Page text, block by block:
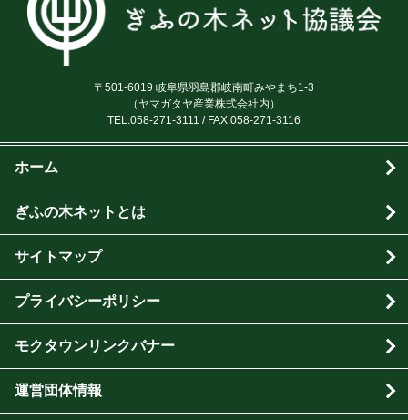
〒501-6019 岐阜県羽島郡岐南町みやまち1-3
（ヤマガタヤ産業株式会社内）
TEL:058-271-3111 / FAX:058-271-3116
ホーム
ぎふの木ネットとは
サイトマップ
プライバシーポリシー
モクタウンリンクバナー
運営団体情報